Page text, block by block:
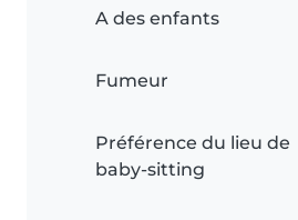
A des enfants
Fumeur
Préférence du lieu de
baby-sitting